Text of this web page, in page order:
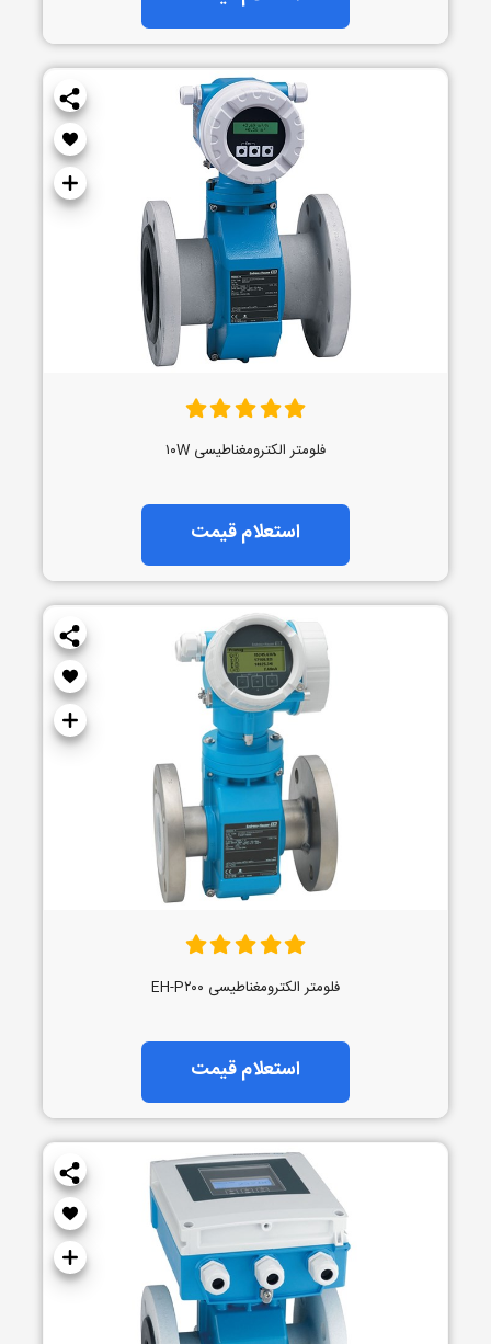
فلومتر الکترومغناطیسی ۱۰W
استعلام قیمت
فلومتر الکترومغناطیسی EH-P۲۰۰
استعلام قیمت